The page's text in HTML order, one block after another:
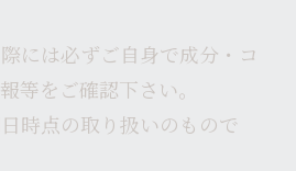
には必ずご自身で成分・コ
等をご確認下さい。
時点の取り扱いのもので